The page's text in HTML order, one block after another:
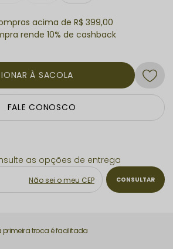
À SACOLA
acima de R$ 399,00
FALE CONOSCO
Não sei o meu CEP
primeira troca é facilitada